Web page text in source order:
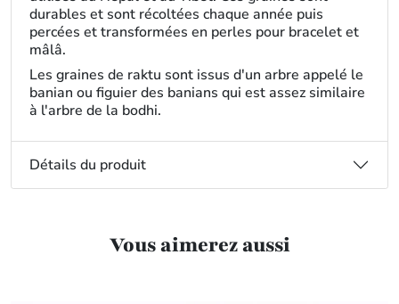
durables et sont récoltées chaque année puis
percées et transformées en perles pour bracelet et
mâlâ.
Les graines de raktu sont issus d'un arbre appelé le
banian ou figuier des banians qui est assez similaire
à l'arbre de la bodhi.
Détails du produit
Vous aimerez aussi